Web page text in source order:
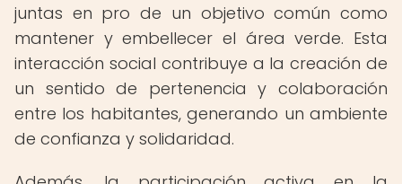
juntas en pro de un objetivo común como
mantener y embellecer el área verde. Esta
interacción social contribuye a la creación de
un sentido de pertenencia y colaboración
entre los habitantes, generando un ambiente
de confianza y solidaridad.